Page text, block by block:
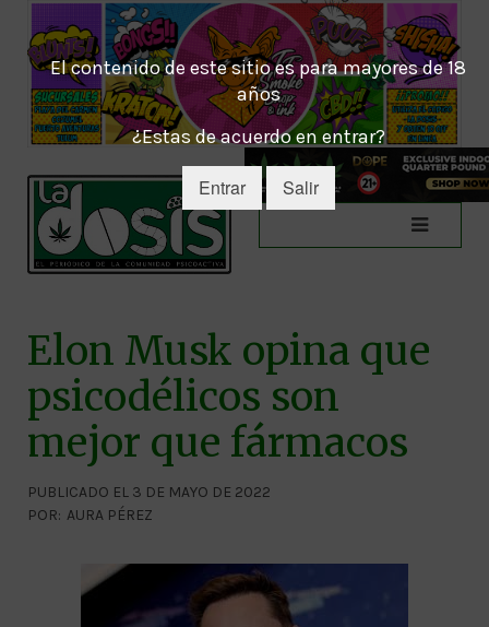
El contenido de este sitio es para mayores de 18
años
¿Estas de acuerdo en entrar?
Entrar Salir
Elon Musk opina que
psicodélicos son
mejor que fármacos
PUBLICADO EL 3 DE MAYO DE 2022
POR: AURA PÉREZ